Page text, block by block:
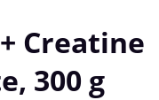
Creatine
300 g